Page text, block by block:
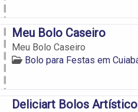
Meu Bolo Caseiro
Meu Bolo Caseiro
Bolo para Festas em
Deliciart Bolos